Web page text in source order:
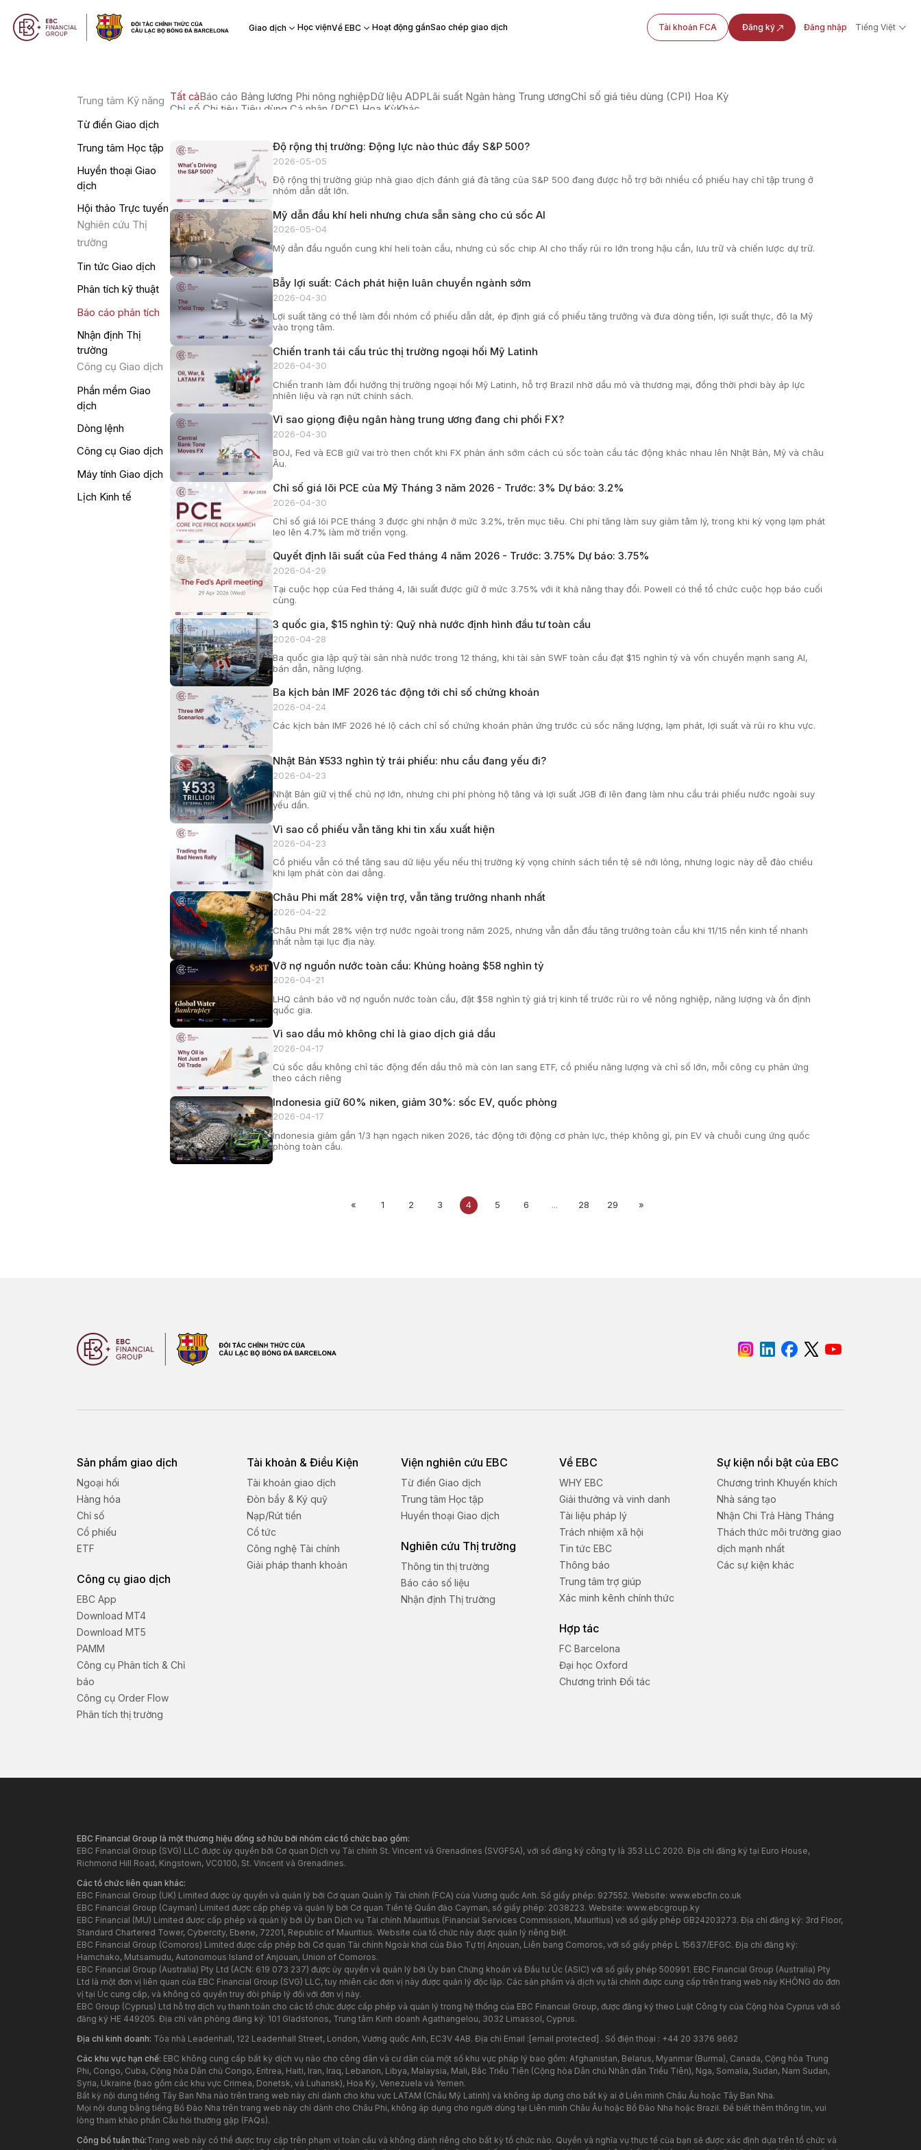
Giao dịch Học việnVề EBC Hoạt động gầnSao chép giao dịch Tài khoản FCA Đăng ký Đăng nhập Tiếng Việt
Trung tâm Kỹ năng
Từ điển Giao dịch
Trung tâm Học tập
Huyền thoại Giao
dịch
Hội thảo Trực tuyến
Nghiên cứu Thị
trường
Tin tức Giao dịch
Phân tích kỹ thuật
Báo cáo phân tích
Nhận định Thị
trường
Công cụ Giao dịch
Phần mềm Giao
dịch
Dòng lệnh
Công cụ Giao dịch
Máy tính Giao dịch
Lịch Kinh tế
Tất cảBáo cáo Bảng lương Phi nông nghiệpDữ liệu ADPLãi suất Ngân hàng Trung ươngChỉ số giá tiêu dùng (CPI) Hoa Kỳ
Chỉ số Chi tiêu Tiêu dùng Cá nhân (PCE) Hoa KỳKhác
Độ rộng thị trường: Động lực nào thúc đẩy S&P 500?
2026-05-05
Độ rộng thị trường giúp nhà giao dịch đánh giá đà tăng của S&P 500 đang được hỗ trợ bởi nhiều cổ phiếu hay chỉ tập trung ở
nhóm dẫn dắt lớn.
Mỹ dẫn đầu khí heli nhưng chưa sẵn sàng cho cú sốc AI
2026-05-04
Mỹ dẫn đầu nguồn cung khí heli toàn cầu, nhưng cú sốc chip AI cho thấy rủi ro lớn trong hậu cần, lưu trữ và chiến lược dự trữ.
Bẫy lợi suất: Cách phát hiện luân chuyển ngành sớm
2026-04-30
Lợi suất tăng có thể làm đổi nhóm cổ phiếu dẫn dắt, ép định giá cổ phiếu tăng trưởng và đưa dòng tiền, lợi suất thực, đô la Mỹ
vào trọng tâm.
Chiến tranh tái cấu trúc thị trường ngoại hối Mỹ Latinh
2026-04-30
Chiến tranh làm đổi hướng thị trường ngoại hối Mỹ Latinh, hỗ trợ Brazil nhờ dầu mỏ và thương mại, đồng thời phơi bày áp lực
nhiên liệu và rạn nứt chính sách.
Vì sao giọng điệu ngân hàng trung ương đang chi phối FX?
2026-04-30
BOJ, Fed và ECB giữ vai trò then chốt khi FX phản ánh sớm cách cú sốc toàn cầu tác động khác nhau lên Nhật Bản, Mỹ và châu
Âu.
Chỉ số giá lõi PCE của Mỹ Tháng 3 năm 2026 - Trước: 3% Dự báo: 3.2%
2026-04-30
Chỉ số giá lõi PCE tháng 3 được ghi nhận ở mức 3.2%, trên mục tiêu. Chi phí tăng làm suy giảm tâm lý, trong khi kỳ vọng lạm phát
leo lên 4.7% làm mờ triển vọng.
Quyết định lãi suất của Fed tháng 4 năm 2026 - Trước: 3.75% Dự báo: 3.75%
2026-04-29
Tại cuộc họp của Fed tháng 4, lãi suất được giữ ở mức 3.75% với ít khả năng thay đổi. Powell có thể tổ chức cuộc họp báo cuối
cùng.
3 quốc gia, $15 nghìn tỷ: Quỹ nhà nước định hình đầu tư toàn cầu
2026-04-28
Ba quốc gia lập quỹ tài sản nhà nước trong 12 tháng, khi tài sản SWF toàn cầu đạt $15 nghìn tỷ và vốn chuyển mạnh sang AI,
bán dẫn, năng lượng.
Ba kịch bản IMF 2026 tác động tới chỉ số chứng khoán
2026-04-24
Các kịch bản IMF 2026 hé lộ cách chỉ số chứng khoán phản ứng trước cú sốc năng lượng, lạm phát, lợi suất và rủi ro khu vực.
Nhật Bản ¥533 nghìn tỷ trái phiếu: nhu cầu đang yếu đi?
2026-04-23
Nhật Bản giữ vị thế chủ nợ lớn, nhưng chi phí phòng hộ tăng và lợi suất JGB đi lên đang làm nhu cầu trái phiếu nước ngoài suy
yếu dần.
Vì sao cổ phiếu vẫn tăng khi tin xấu xuất hiện
2026-04-23
Cổ phiếu vẫn có thể tăng sau dữ liệu yếu nếu thị trường kỳ vọng chính sách tiền tệ sẽ nới lỏng, nhưng logic này dễ đảo chiều
khi lạm phát còn dai dẳng.
Châu Phi mất 28% viện trợ, vẫn tăng trưởng nhanh nhất
2026-04-22
Châu Phi mất 28% viện trợ nước ngoài trong năm 2025, nhưng vẫn dẫn đầu tăng trưởng toàn cầu khi 11/15 nền kinh tế nhanh
nhất nằm tại lục địa này.
Vỡ nợ nguồn nước toàn cầu: Khủng hoảng $58 nghìn tỷ
2026-04-21
LHQ cảnh báo vỡ nợ nguồn nước toàn cầu, đặt $58 nghìn tỷ giá trị kinh tế trước rủi ro về nông nghiệp, năng lượng và ổn định
quốc gia.
Vì sao dầu mỏ không chỉ là giao dịch giá dầu
2026-04-17
Cú sốc dầu không chỉ tác động đến dầu thô mà còn lan sang ETF, cổ phiếu năng lượng và chỉ số lớn, mỗi công cụ phản ứng
theo cách riêng
Indonesia giữ 60% niken, giảm 30%: sốc EV, quốc phòng
2026-04-17
Indonesia giảm gần 1/3 hạn ngạch niken 2026, tác động tới động cơ phản lực, thép không gỉ, pin EV và chuỗi cung ứng quốc
phòng toàn cầu.
« 1 2 3 4 5 6 ... 28 29 »
Sản phẩm giao dịch
Ngoại hối
Hàng hóa
Chỉ số
Cổ phiếu
ETF
Công cụ giao dịch
EBC App
Download MT4
Download MT5
PAMM
Công cụ Phân tích & Chỉ
báo
Công cụ Order Flow
Phân tích thị trường
Tài khoản & Điều Kiện
Tài khoản giao dịch
Đòn bẩy & Ký quỹ
Nạp/Rút tiền
Cổ tức
Công nghệ Tài chính
Giải pháp thanh khoản
Viện nghiên cứu EBC
Từ điển Giao dịch
Trung tâm Học tập
Huyền thoại Giao dịch
Nghiên cứu Thị trường
Thông tin thị trường
Báo cáo số liệu
Nhận định Thị trường
Về EBC
WHY EBC
Giải thưởng và vinh danh
Tài liệu pháp lý
Trách nhiệm xã hội
Tin tức EBC
Thông báo
Trung tâm trợ giúp
Xác minh kênh chính thức
Hợp tác
FC Barcelona
Đại học Oxford
Chương trình Đối tác
Sự kiện nổi bật của EBC
Chương trình Khuyến khích
Nhà sáng tạo
Nhận Chi Trả Hàng Tháng
Thách thức môi trường giao
dịch mạnh nhất
Các sự kiện khác
EBC Financial Group là một thương hiệu đồng sở hữu bởi nhóm các tổ chức bao gồm:
EBC Financial Group (SVG) LLC được ủy quyền bởi Cơ quan Dịch vụ Tài chính St. Vincent và Grenadines (SVGFSA), với số đăng ký công ty là 353 LLC 2020. Địa chỉ đăng ký tại Euro House,
Richmond Hill Road, Kingstown, VC0100, St. Vincent và Grenadines.
Các tổ chức liên quan khác:
EBC Financial Group (UK) Limited được ủy quyền và quản lý bởi Cơ quan Quản lý Tài chính (FCA) của Vương quốc Anh. Số giấy phép: 927552. Website: www.ebcfin.co.uk
EBC Financial Group (Cayman) Limited được cấp phép và quản lý bởi Cơ quan Tiền tệ Quần đảo Cayman, số giấy phép: 2038223. Website: www.ebcgroup.ky
EBC Financial (MU) Limited được cấp phép và quản lý bởi Ủy ban Dịch vụ Tài chính Mauritius (Financial Services Commission, Mauritius) với số giấy phép GB24203273. Địa chỉ đăng ký: 3rd Floor,
Standard Chartered Tower, Cybercity, Ebene, 72201, Republic of Mauritius. Website của tổ chức này được quản lý riêng biệt.
EBC Financial Group (Comoros) Limited được cấp phép bởi Cơ quan Tài chính Ngoài khơi của Đảo Tự trị Anjouan, Liên bang Comoros, với số giấy phép L 15637/EFGC. Địa chỉ đăng ký:
Hamchako, Mutsamudu, Autonomous Island of Anjouan, Union of Comoros.
EBC Financial Group (Australia) Pty Ltd (ACN: 619 073 237) được ủy quyền và quản lý bởi Ủy ban Chứng khoán và Đầu tư Úc (ASIC) với số giấy phép 500991. EBC Financial Group (Australia) Pty
Ltd là một đơn vị liên quan của EBC Financial Group (SVG) LLC, tuy nhiên các đơn vị này được quản lý độc lập. Các sản phẩm và dịch vụ tài chính được cung cấp trên trang web này KHÔNG do đơn
vị tại Úc cung cấp, và không có quyền truy đòi pháp lý đối với đơn vị này.
EBC Group (Cyprus) Ltd hỗ trợ dịch vụ thanh toán cho các tổ chức được cấp phép và quản lý trong hệ thống của EBC Financial Group, được đăng ký theo Luật Công ty của Cộng hòa Cyprus với số
đăng ký HE 449205. Địa chỉ văn phòng đăng ký: 101 Gladstonos, Trung tâm Kinh doanh Agathangelou, 3032 Limassol, Cyprus.
Địa chỉ kinh doanh: Tòa nhà Leadenhall, 122 Leadenhall Street, London, Vương quốc Anh, EC3V 4AB. Địa chỉ Email : [email protected] . Số điện thoại : +44 20 3376 9662
Các khu vực hạn chế: EBC không cung cấp bất kỳ dịch vụ nào cho công dân và cư dân của một số khu vực pháp lý bao gồm: Afghanistan, Belarus, Myanmar (Burma), Canada, Cộng hòa Trung
Phi, Congo, Cuba, Cộng hòa Dân chủ Congo, Eritrea, Haiti, Iran, Iraq, Lebanon, Libya, Malaysia, Mali, Bắc Triều Tiên (Cộng hòa Dân chủ Nhân dân Triều Tiên), Nga, Somalia, Sudan, Nam Sudan,
Syria, Ukraine (bao gồm các khu vực Crimea, Donetsk, và Luhansk), Hoa Kỳ, Venezuela và Yemen.
Bất kỳ nội dung tiếng Tây Ban Nha nào trên trang web này chỉ dành cho khu vực LATAM (Châu Mỹ Latinh) và không áp dụng cho bất kỳ ai ở Liên minh Châu Âu hoặc Tây Ban Nha.
Mọi nội dung bằng tiếng Bồ Đào Nha trên trang web này chỉ dành cho Châu Phi, không áp dụng cho người dùng tại Liên minh Châu Âu hoặc Bồ Đào Nha hoặc Brazil. Để biết thêm thông tin, vui
lòng tham khảo phần Câu hỏi thường gặp (FAQs).
Công bố tuân thủ:Trang web này có thể được truy cập trên phạm vi toàn cầu và không dành riêng cho bất kỳ tổ chức nào. Quyền và nghĩa vụ thực tế của bạn sẽ được xác định dựa trên tổ chức và